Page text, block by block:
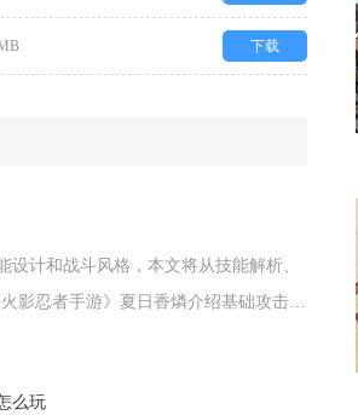
下载
计和战斗风格，本文将从技能解析、
影忍者手游》夏日香燐介绍基础攻击方
主，具备良好的起手能力，第三段下
么玩